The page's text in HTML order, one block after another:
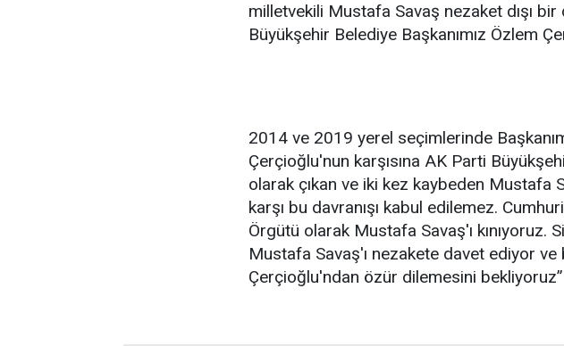
milletvekili Mustafa Savaş nezaket dışı bir
Büyükşehir Belediye Başkanımız Özlem
2014 ve 2019 yerel seçimlerinde
Çerçioğlu'nun karşısına AK Parti
olarak çıkan ve iki kez kaybeden Mustafa
karşı bu davranışı kabul edilemez.
Örgütü olarak Mustafa Savaş'ı kınıyoruz.
Mustafa Savaş'ı nezakete davet ediyor ve
Çerçioğlu'ndan özür dilemesini